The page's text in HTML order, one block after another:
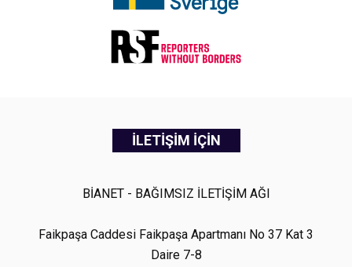
İLETİŞİM İÇİN
BİANET - BAĞIMSIZ İLETİŞİM AĞI
Faikpaşa Caddesi Faikpaşa Apartmanı No 37 Kat 3
Daire 7-8